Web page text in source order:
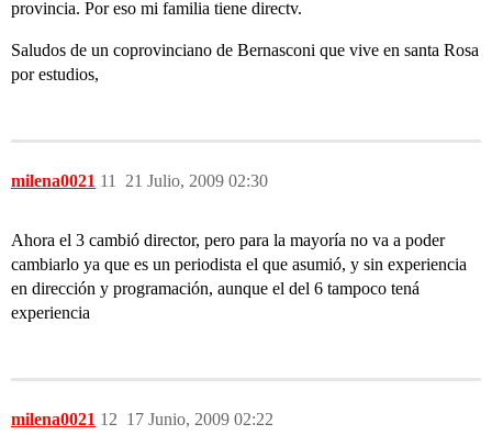
provincia. Por eso mi familia tiene directv.
Saludos de un coprovinciano de Bernasconi que vive en santa Rosa
por estudios,
milena0021 21 Julio, 2009 02:30
11
Ahora el 3 cambió director, pero para la mayoría no va a poder
cambiarlo ya que es un periodista el que asumió, y sin experiencia
en dirección y programación, aunque el del 6 tampoco tená
experiencia
milena0021 17 Junio, 2009 02:22
12